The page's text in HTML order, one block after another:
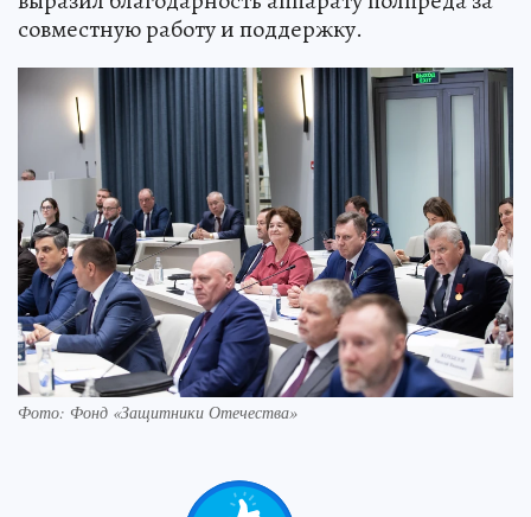
совместную работу и поддержку.
Фото: Фонд «Защитники Отечества»